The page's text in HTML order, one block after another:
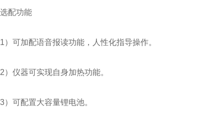
选配功能
1）可加配语音报读功能，人性化指导操作。
2）仪器可实现自身加热功能。
3）可配置大容量锂电池。